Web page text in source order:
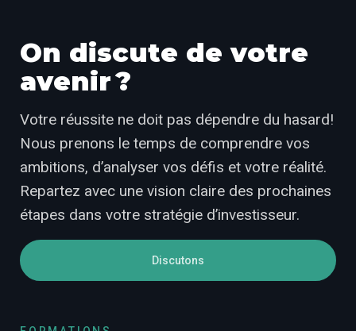
On discute de votre
avenir ?
Votre réussite ne doit pas dépendre du hasard!
Nous prenons le temps de comprendre vos
ambitions, d’analyser vos défis et votre réalité.
Repartez avec une vision claire des prochaines
étapes dans votre stratégie d’investisseur.
Discutons